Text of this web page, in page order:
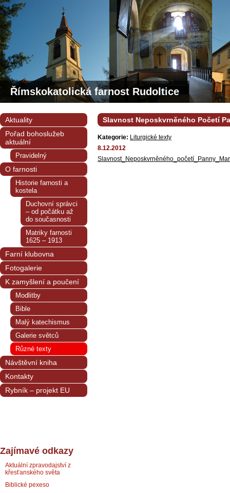
Římskokatolická farnost Rudoltice
Slavnost Neposkvrněného Početí
Kategorie: Liturgické texty
8.12.2012
Aktuality
Pořad bohoslužeb
aktuální
Pravidelný
O farnosti
Historie farnosti a
kostela
Duchovní správci
– od počátku až
do současnosti
Matriky farnosti
1625 – 1913
Farní klubovna
Fotogalerie
K zamyšlení a poučení
Modlitby
Bible
Malý katechismus
Galerie světců
Různé texty
Návštěvní kniha
Kontakty
Rybník – projekt EU
Zajímavé odkazy
Aktuální zpravodajství z
křesťanského světa
Biblické pexeso